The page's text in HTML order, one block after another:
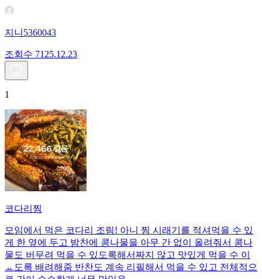
지니5360043
조회수 71 25.12.23
1
코다리찜
모임에서 먹은 코다리 조림! 아니 찜 시래기를 적셔먹을 수 있
게 한 옆에 두고 밤찬에 콩나물을 아무 간 없이 올려줘서 콩나
물도 버무려 먹을 수 있도록해서짜지 않고 맛있게 먹을 수 이
ㅛ도록 배려해줌 반찬도 계속 리필해서 먹을 수 있고 전체적으